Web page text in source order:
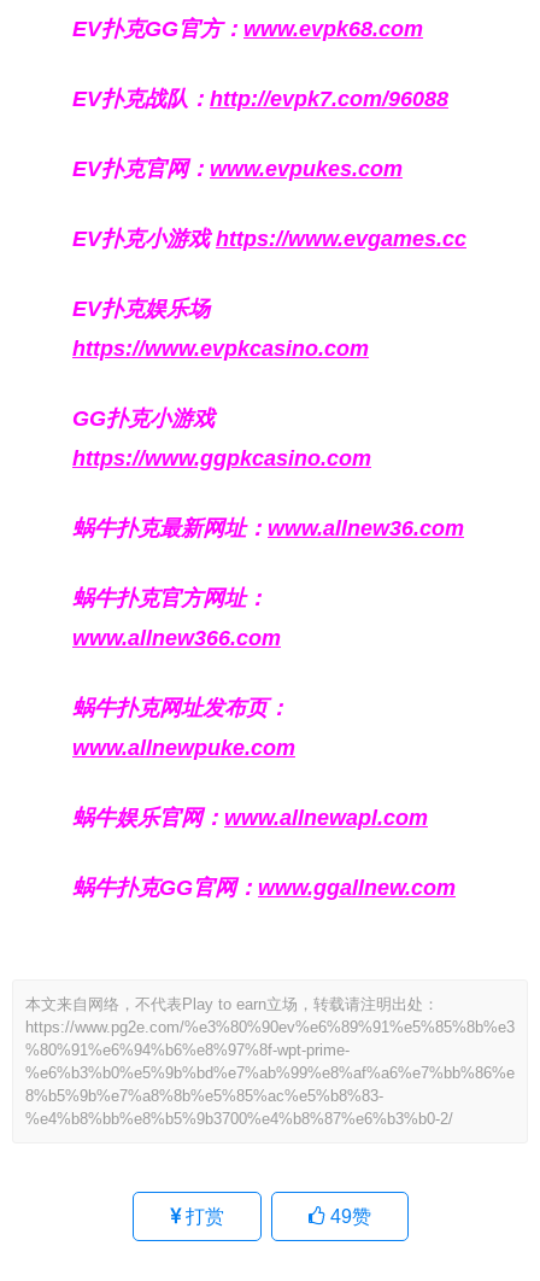
EV扑克GG官方： www.evpk68.com
EV扑克战队： http://evpk7.com/96088
EV扑克官网： www.evpukes.com
EV扑克小游戏https://www.evgames.cc
EV扑克娱乐场
https://www.evpkcasino.com
GG扑克小游戏
https://www.ggpkcasino.com
蜗牛扑克最新网址： www.allnew36.com
蜗牛扑克官方网址：
www.allnew366.com
蜗牛扑克网址发布页：
www.allnewpuke.com
蜗牛娱乐官网： www.allnewapl.com
蜗牛扑克GG官网： www.ggallnew.com
本文来自网络，不代表Play to earn立场，转载请注明出处：
https://www.pg2e.com/%e3%80%90ev%e6%89%91%e5%85%8b%e3
%80%91%e6%94%b6%e8%97%8f-wpt-prime-
%e6%b3%b0%e5%9b%bd%e7%ab%99%e8%af%a6%e7%bb%86%e
8%b5%9b%e7%a8%8b%e5%85%ac%e5%b8%83-
%e4%b8%bb%e8%b5%9b3700%e4%b8%87%e6%b3%b0-2/
打赏 49赞